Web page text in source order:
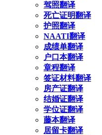
驾照翻译
死亡证明翻译
护照翻译
NAATI翻译
成绩单翻译
户口本翻译
章程翻译
签证材料翻译
房产证翻译
结婚证翻译
学位证翻译
藤本翻译
居留卡翻译